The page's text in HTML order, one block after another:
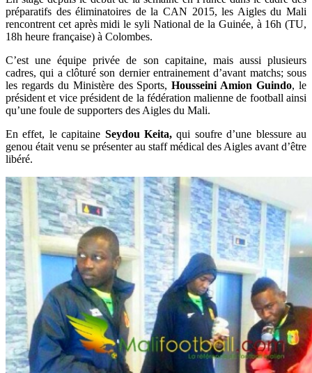
préparatifs des éliminatoires de la CAN 2015, les Aigles du Mali
rencontrent cet après midi le syli National de la Guinée, à 16h (TU,
18h heure française) à Colombes.
C’est une équipe privée de son capitaine, mais aussi plusieurs
cadres, qui a clôturé son dernier entrainement d’avant matchs; sous
les regards du Ministère des Sports,Housseini Amion Guindo, le
président et vice président de la fédération malienne de football ainsi
qu’une foule de supporters des Aigles du Mali.
En effet, le capitaine Seydou Keita, qui soufre d’une blessure au
genou était venu se présenter au staff médical des Aigles avant d’être
libéré.